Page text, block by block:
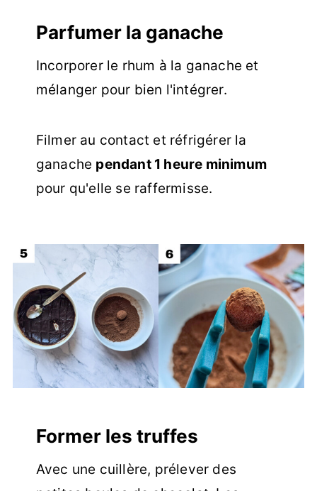
Parfumer la ganache
Incorporer le rhum à la ganache et
mélanger pour bien l'intégrer.
Filmer au contact et réfrigérer la
ganache pendant 1 heure minimum
pour qu'elle se raffermisse.
Former les truffes
Avec une cuillère, prélever des